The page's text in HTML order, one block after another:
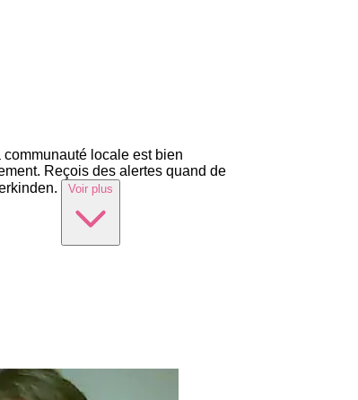
locale est bien
Reçois des alertes quand de
Voir plus